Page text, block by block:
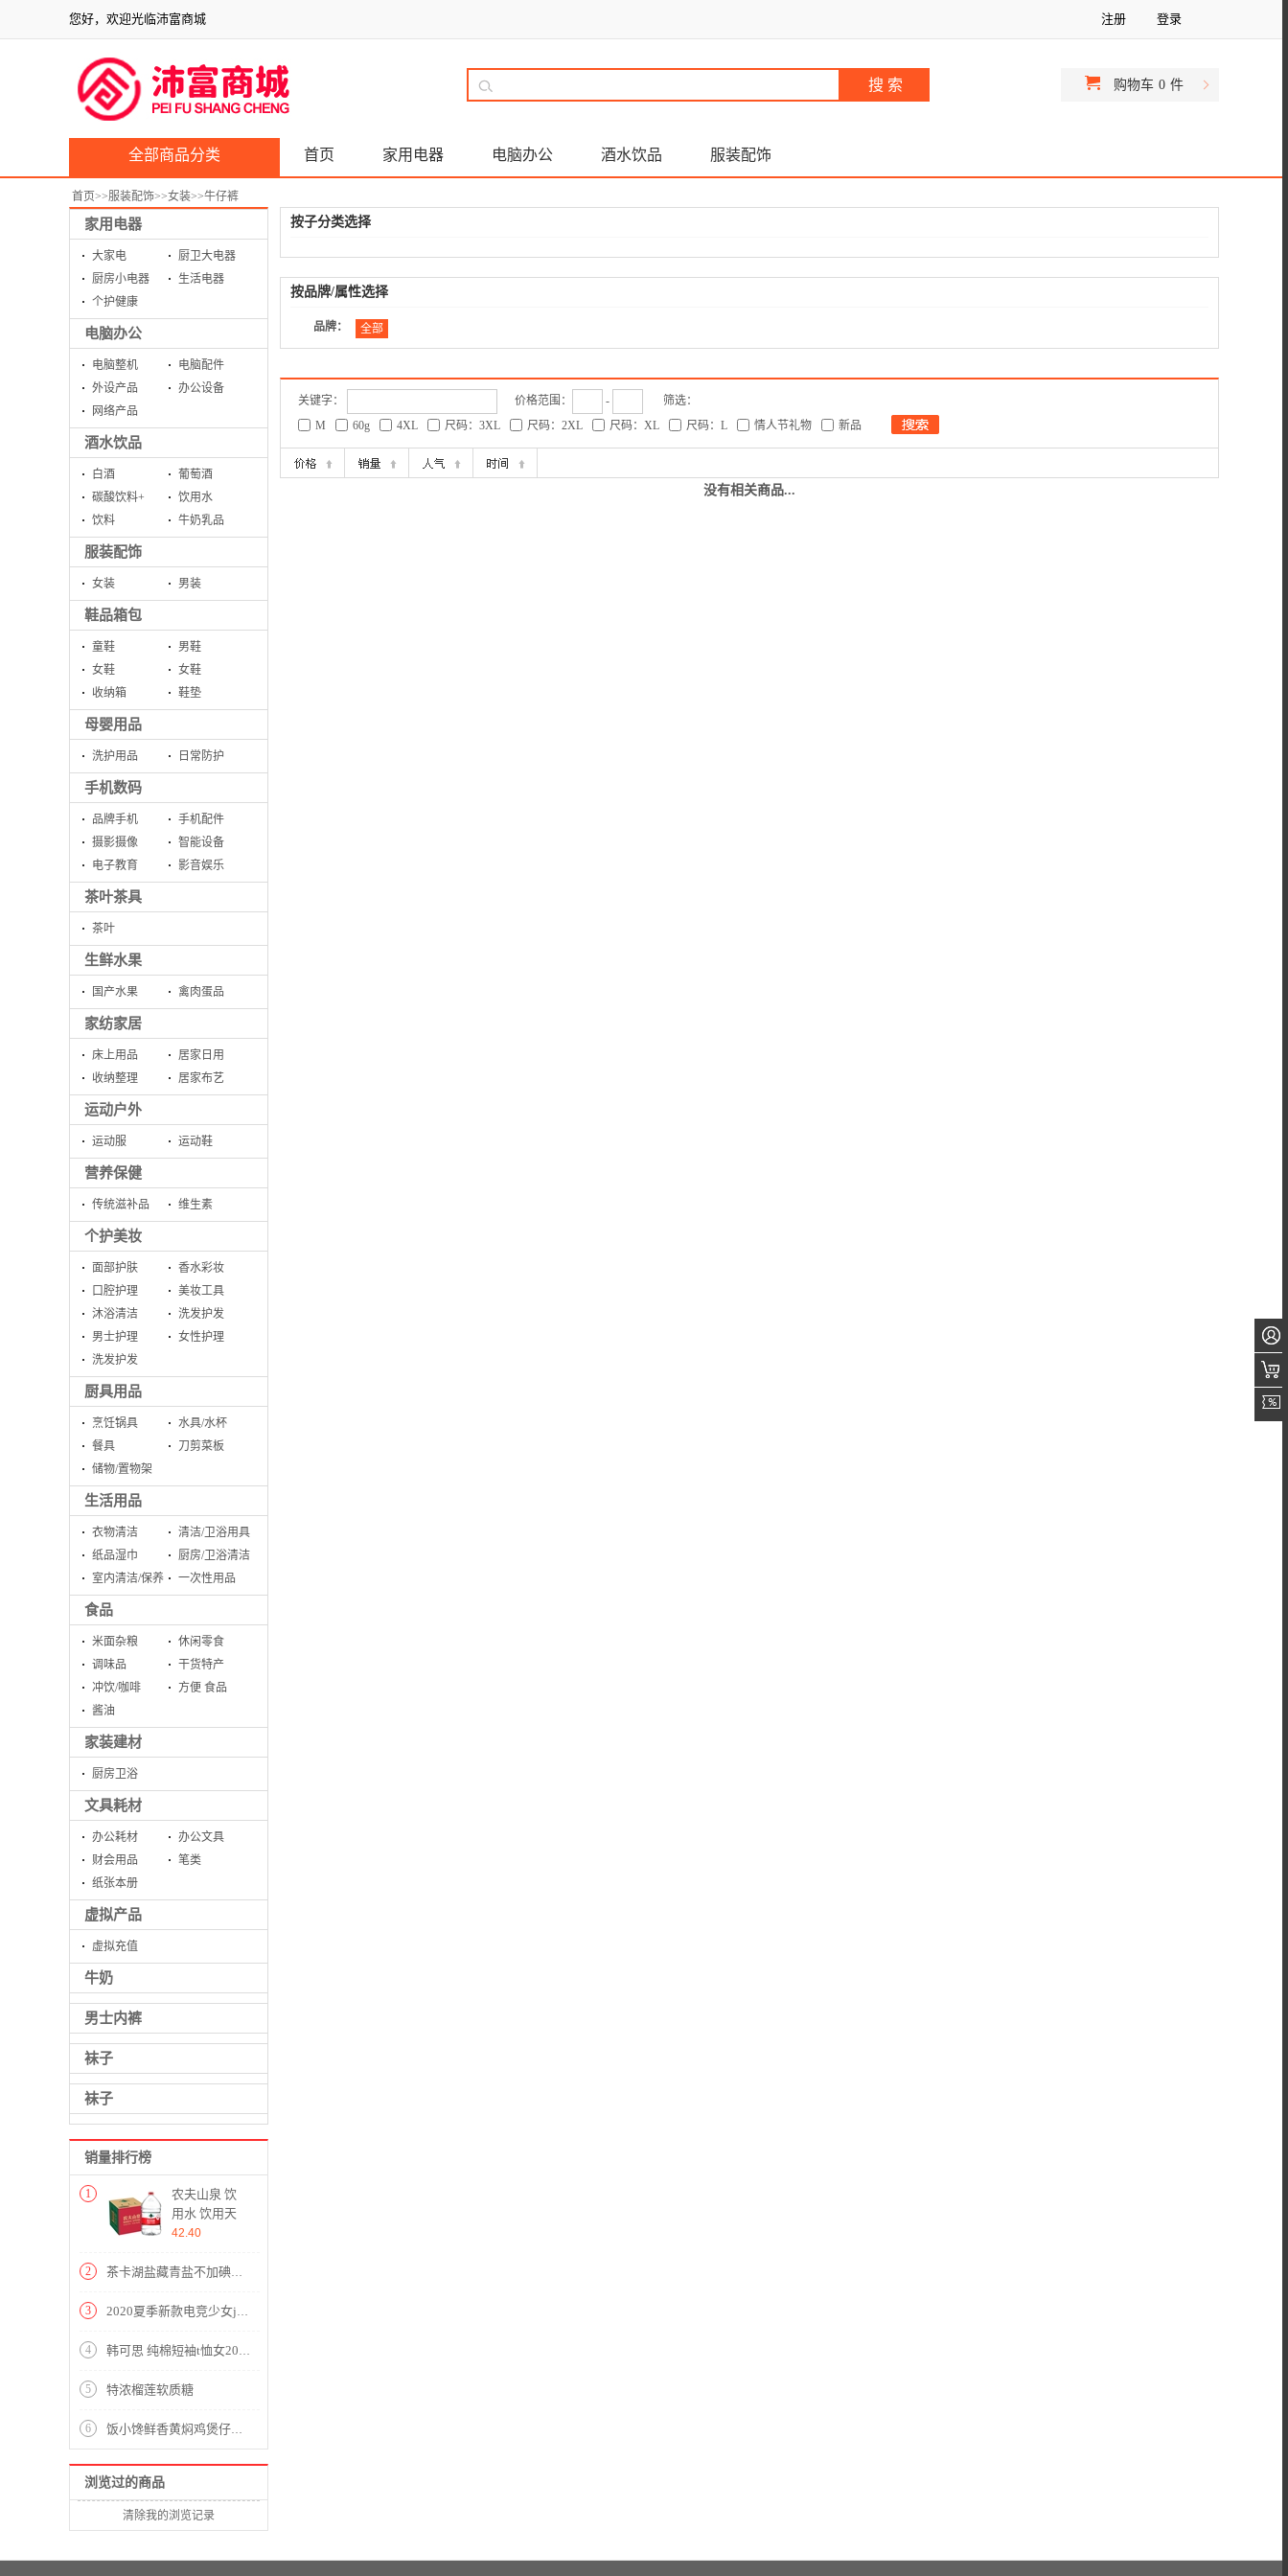
您好，欢迎光临沛富商城 注册 登录
购物车 0 件
全部商品分类 首页 家用电器 电脑办公 酒水饮品 服装配饰
首页>>服装配饰>>女装>>牛仔裤
家用电器
大家电
厨卫大电器
厨房小电器
生活电器
个护健康
电脑办公
电脑整机
电脑配件
外设产品
办公设备
网络产品
酒水饮品
白酒
葡萄酒
碳酸饮料+
饮用水
饮料
牛奶乳品
服装配饰
女装 男装
鞋品箱包
童鞋
男鞋
女鞋
女鞋
收纳箱
鞋垫
母婴用品
洗护用品 日常防护
手机数码
品牌手机
手机配件
摄影摄像
智能设备
电子教育
影音娱乐
茶叶茶具
茶叶
生鲜水果
国产水果 禽肉蛋品
家纺家居
床上用品
居家日用
收纳整理
居家布艺
运动户外
运动服 运动鞋
营养保健
传统滋补品 维生素
个护美妆
面部护肤
香水彩妆
口腔护理
美妆工具
沐浴清洁
洗发护发
男士护理
女性护理
洗发护发
厨具用品
烹饪锅具
水具/水杯
餐具
刀剪菜板
储物/置物架
生活用品
衣物清洁
清洁/卫浴用具
纸品湿巾
厨房/卫浴清洁
室内清洁/保养
一次性用品
食品
米面杂粮
休闲零食
调味品
干货特产
冲饮/咖啡
方便 食品
酱油
家装建材
厨房卫浴
文具耗材
办公耗材
办公文具
财会用品
笔类
纸张本册
虚拟产品
虚拟充值
牛奶
男士内裤
袜子
袜子
销量排行榜
1
农夫山泉 饮
用水 饮用天
然水5L*4桶
水
42.40
2 茶卡湖盐藏青盐不加碘食用盐320g*3包调味品不添加抗结剂健康鲜味
3 2020夏季新款电竞少女jk制服裙套装温柔一刀格子裙日系学生百褶裙半身裙短裙子春夏正版 电竞少女+（黑/白衬衫可选）+领结 M
4 韩可思 纯棉短袖t恤女2020春夏装新款韩版时尚宽松百搭休闲女装学生上衣女打底衫 XX2058 典雅白 请拍正确尺码
5 特浓榴莲软质糖
6 饭小馋鲜香黄焖鸡煲仔饭190g
浏览过的商品
清除我的浏览记录
按子分类选择
按品牌/属性选择
品牌： 全部
关键字： 价格范围： -
筛选：
M
60g 4XL 尺码：3XL 尺码：2XL 尺码：XL 尺码：L 情人节礼物 新品
没有相关商品...